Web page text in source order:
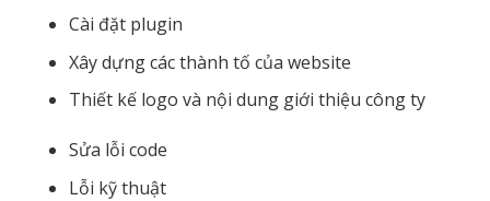
Cài đặt plugin
Xây dựng các thành tố của website
Thiết kế logo và nội dung giới thiệu công ty
Sửa lỗi code
Lỗi kỹ thuật